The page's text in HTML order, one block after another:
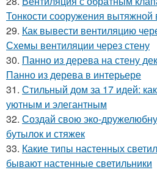
Тонкости сооружения вытяжной
29. Как вывести вентиляцию
Схемы вентиляции через стену
30. Панно из дерева на стену
Панно из дерева в интерьере
31. Стильный дом за 17 идей:
уютным и элегантным
32. Создай свою эко-
бутылок и стяжек
33. Какие типы настенных
бывают настенные светильники